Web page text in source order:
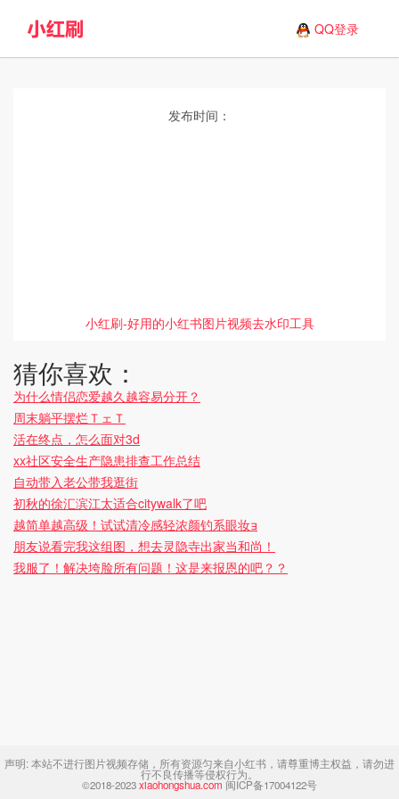
QQ登录
发布时间：
小红刷-好用的小红书图片视频去水印工具
猜你喜欢：
为什么情侣恋爱越久越容易分开？
周末躺平摆烂ＴェＴ
活在终点，怎么面对3d
xx社区安全生产隐患排查工作总结
自动带入老公带我逛街
初秋的徐汇滨江太适合citywalk了吧
越简单越高级！试试清冷感轻浓颜钓系眼妆
朋友说看完我这组图，想去灵隐寺出家当和尚！
我服了！解决垮脸所有问题！这是来报恩的吧？？
声明:本站不进行图片视频存储，所有资源匀来自小红书，请尊重博主权益，请勿进
行不良传播等侵权行为。
©2018-2023xiaohongshua.com 闽ICP备17004122号